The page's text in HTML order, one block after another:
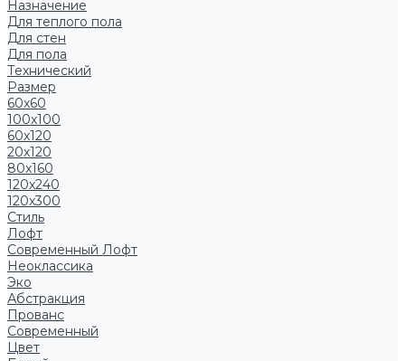
Назначение
Для теплого пола
Для стен
Для пола
Технический
Размер
60x60
100x100
60x120
20x120
80x160
120x240
120x300
Стиль
Лофт
Современный Лофт
Неоклассика
Эко
Абстракция
Прованс
Современный
Цвет